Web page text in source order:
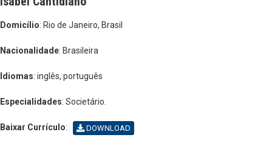
Domicílio: Rio de Janeiro, Brasil
Nacionalidade: Brasileira
Idiomas: inglês, português
Especialidades: Societário.
Baixar Currículo: DOWNLOAD